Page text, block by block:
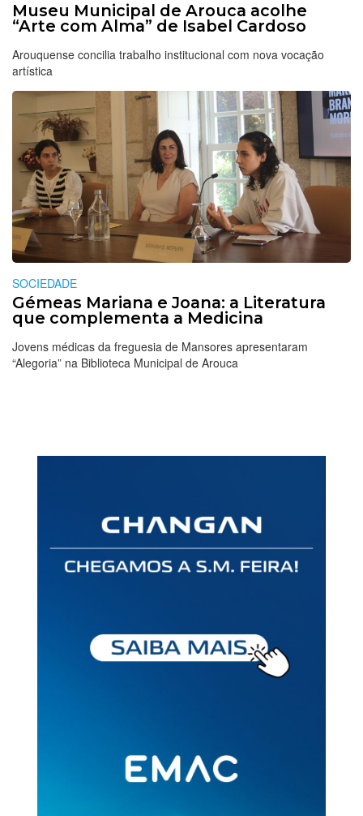
Museu Municipal de Arouca acolhe
“Arte com Alma” de Isabel Cardoso
Arouquense concilia trabalho institucional com nova vocação
artística
SOCIEDADE
Gémeas Mariana e Joana: a Literatura
que complementa a Medicina
Jovens médicas da freguesia de Mansores apresentaram
“Alegoria” na Biblioteca Municipal de Arouca